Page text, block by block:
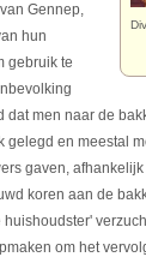
Gennep,
hun
gebruik te
men naar de
en meestal
gaven,
koren aan de
om het